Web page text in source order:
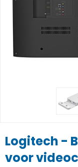
Logitech -
voor